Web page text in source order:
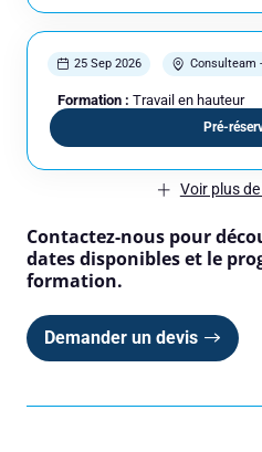
25 Sep 2026 Consulteam
Formation : Travail en hauteur
Pré-
Voir plus
Contactez-nous pour
dates disponibles et le
formation.
Demander un devis